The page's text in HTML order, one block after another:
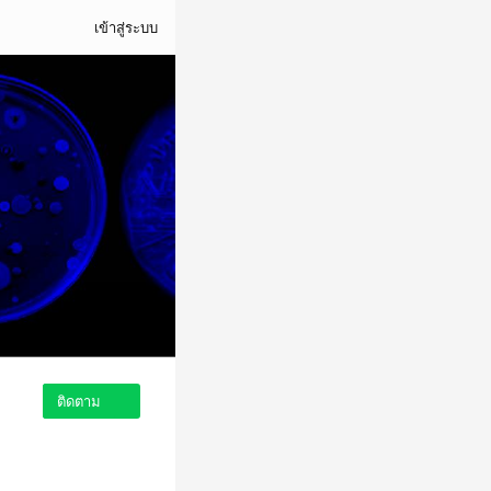
เข้าสู่ระบบ
ติดตาม